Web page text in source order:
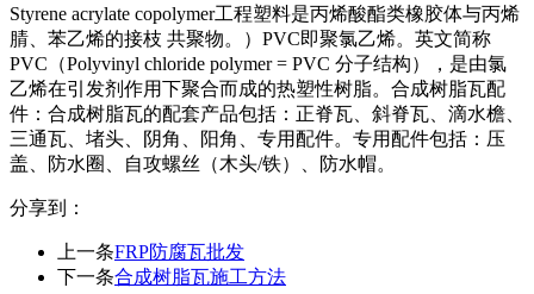
Styrene acrylate copolymer工程塑料是丙烯酸酯类橡胶体与丙烯
腈、苯乙烯的接枝 共聚物。）PVC即聚氯乙烯。英文简称
PVC（Polyvinyl chloride polymer = PVC 分子结构），是由氯
乙烯在引发剂作用下聚合而成的热塑性树脂。合成树脂瓦配
件：合成树脂瓦的配套产品包括：正脊瓦、斜脊瓦、滴水檐、
三通瓦、堵头、阴角、阳角、专用配件。专用配件包括：压
盖、防水圈、自攻螺丝（木头/铁）、防水帽。
分享到：
上一条FRP防腐瓦批发
下一条合成树脂瓦施工方法